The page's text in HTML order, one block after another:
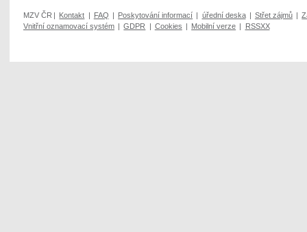
MZV ČR | Kontakt | FAQ | Poskytování informací | úřední deska | Střet zájmů |
Vnitřní oznamovací systém | GDPR | Cookies | Mobilní verze | RSSXX